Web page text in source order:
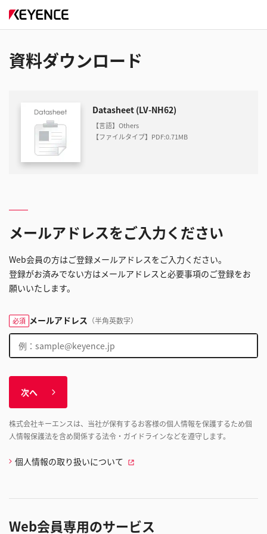
資料ダウンロード
Datasheet (LV-NH62)
【言語】Others
【ファイルタイプ】PDF:0.71MB
メールアドレスをご入力ください
Web会員の方はご登録メールアドレスをご入力ください。
登録がお済みでない方はメールアドレスと必要事項のご登録をお
願いいたします。
必須 メールアドレス （半角英数字）
次へ
株式会社キーエンスは、当社が保有するお客様の個人情報を保護するため個
人情報保護法を含め関係する法令・ガイドラインなどを遵守します。
個人情報の取り扱いについて
Web会員専用のサービス